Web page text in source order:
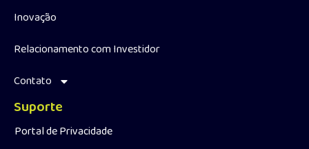
Inovação
Relacionamento com Investidor
Contato
Suporte
Portal de Privacidade